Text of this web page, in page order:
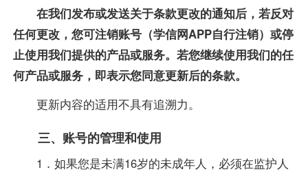
在我们发布或发送关于条款更改的通知后，若反对
任何更改，您可注销账号（学信网APP自行注销）或停
止使用我们提供的产品或服务。若您继续使用我们的任
何产品或服务，即表示您同意更新后的条款。
更新内容的适用不具有追溯力。
三、账号的管理和使用
1．如果您是未满16岁的未成年人，必须在监护人